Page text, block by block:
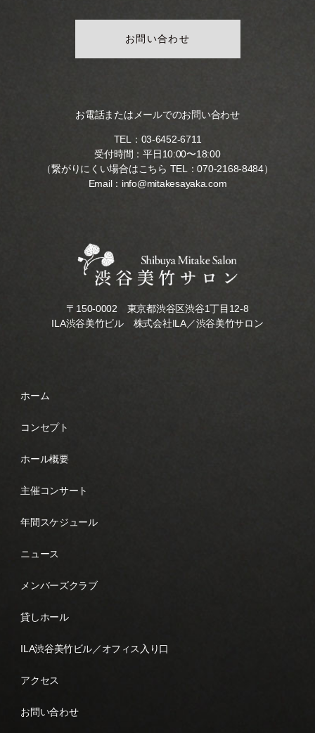
お問い合わせ
お電話またはメールでのお問い合わせ
TEL： 03-6452-6711
受付時間：平日10:00〜18:00
（繋がりにくい場合はこちら TEL：070-2168-8484）
Email： info@mitakesayaka.com
〒150-0002 東京都渋谷区渋谷1丁目12-8
ILA渋谷美竹ビル 株式会社ILA／渋谷美竹サロン
ホーム
コンセプト
ホール概要
主催コンサート
年間スケジュール
ニュース
メンバーズクラブ
貸しホール
ILA渋谷美竹ビル／オフィス入り口
アクセス
お問い合わせ